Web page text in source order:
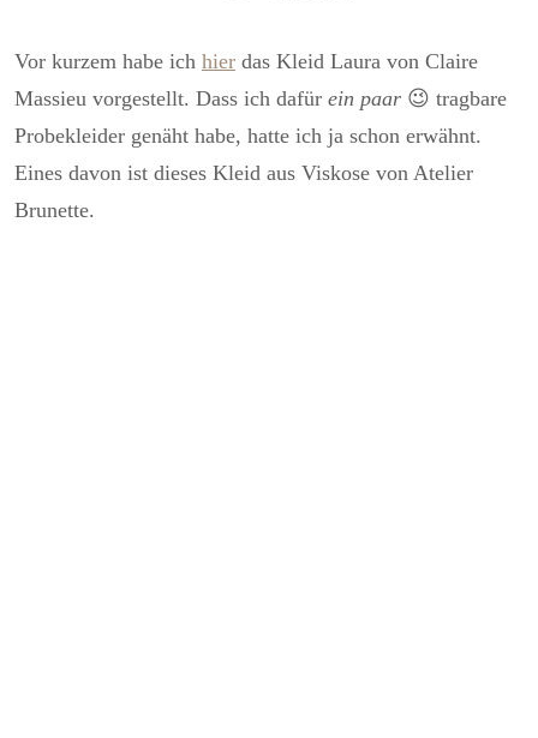
Vor kurzem habe ich hier das Kleid Laura von Claire
Massieu vorgestellt. Dass ich dafür ein paar 😉 tragbare
Probekleider genäht habe, hatte ich ja schon erwähnt.
Eines davon ist dieses Kleid aus Viskose von Atelier
Brunette.